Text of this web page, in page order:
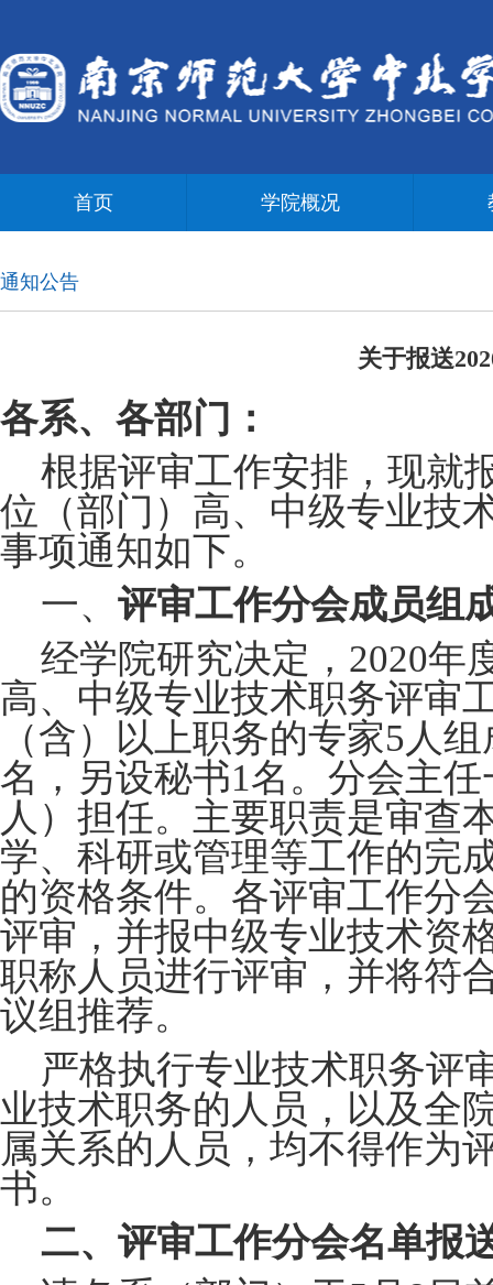
首页 学院概况
通知公告
关于报送
各系、各部门：
根据评审工作安排，现就
位（部门）高、中级专业技
事项通知如下。
一、 评审工作分会成员组
经学院研究决定， 2020年
高、中级专业技术职务评审
（含）以上职务的专家5人
名，另设秘书1名。分会主
人）担任。主要职责是审查
学、科研或管理等工作的完
的资格条件。各评审工作分
评审，并报中级专业技术资
职称人员进行评审，并将符
议组推荐。
严格执行专业技术职务评
业技术职务的人员 ， 以及全
属关系的人员，均不得作为
书。
二、评审工作分会名单报